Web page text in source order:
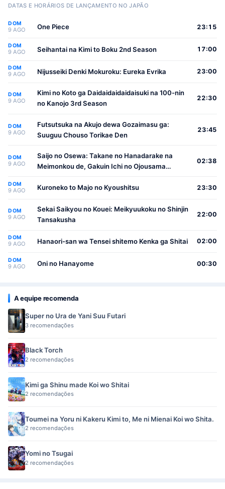
DATAS E HORÁRIOS DE LANÇAMENTO NO JAPÃO
DOM
9 AGO One Piece 23:15
DOM
9 AGO Seihantai na Kimi to Boku 2nd Season 17:00
DOM
9 AGO Nijusseiki Denki Mokuroku: Eureka Evrika 23:00
DOM
9 AGO
Kimi no Koto ga Daidaidaidaidaisuki na 100-nin
no Kanojo 3rd Season
22:30
DOM
9 AGO
Futsutsuka na Akujo dewa Gozaimasu ga:
Suuguu Chouso Torikae Den
23:45
DOM
9 AGO
Saijo no Osewa: Takane no Hanadarake na
Meimonkou de, Gakuin Ichi no Ojousama
Osewa suru Koto ni Narimashita
02:38
DOM
9 AGO Kuroneko to Majo no Kyoushitsu 23:30
DOM
9 AGO
Sekai Saikyou no Kouei: Meikyuukoku no Shinjin
Tansakusha
22:00
DOM
9 AGO Hanaori-san wa Tensei shitemo Kenka ga Shitai 02:00
DOM
9 AGO Oni no Hanayome 00:30
A equipe recomenda
Super no Ura de Yani Suu Futari
3 recomendações
Black Torch
2 recomendações
Kimi ga Shinu made Koi wo Shitai
2 recomendações
Toumei na Yoru ni Kakeru Kimi to, Me ni Mienai Koi wo Shita.
2 recomendações
Yomi no Tsugai
2 recomendações